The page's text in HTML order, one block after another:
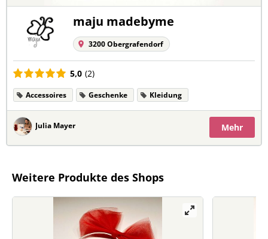
maju madebyme
3200 Obergrafendorf
5,0 (2)
Accessoires Geschenke Kleidung
Julia Mayer Mehr
Weitere Produkte des Shops